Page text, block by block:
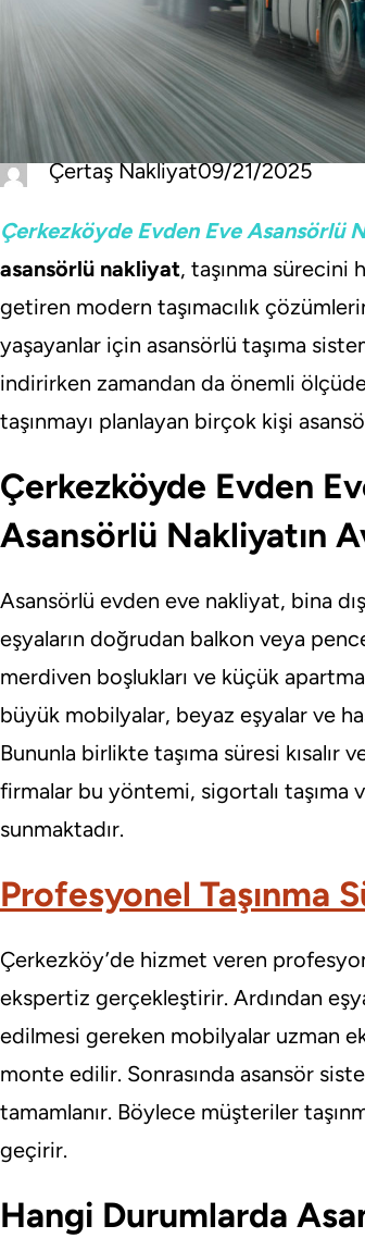
Çertaş Nakliyat09/21/2025
Çerkezköyde Evden Eve Asansörlü
asansörlü nakliyat, taşınma sürecini
getiren modern taşımacılık
yaşayanlar için asansörlü taşıma
indirirken zamandan da önemli
taşınmayı planlayan birçok kişi
Çerkezköyde Evden
Asansörlü Nakliyatın
Asansörlü evden eve nakliyat, bina
eşyaların doğrudan balkon veya
merdiven boşlukları ve küçük
büyük mobilyalar, beyaz eşyalar ve
Bununla birlikte taşıma süresi kısalır
firmalar bu yöntemi, sigortalı
sunmaktadır.
Profesyonel Taşınma
Çerkezköy’de hizmet veren
ekspertiz gerçekleştirir. Ardından
edilmesi gereken mobilyalar uzman
monte edilir. Sonrasında asansör
tamamlanır. Böylece müşteriler
geçirir.
Hangi Durumlarda